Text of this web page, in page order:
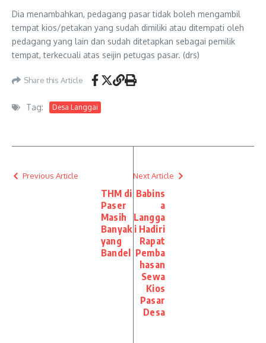
Dia menambahkan, pedagang pasar tidak boleh mengambil
tempat kios/petakan yang sudah dimiliki atau ditempati oleh
pedagang yang lain dan sudah ditetapkan sebagai pemilik
tempat, terkecuali atas seijin petugas pasar. (drs)
Share this Article
Tag: Desa Langgai
Previous Article
THM di
Paser
Masih
Banyak
yang
Bandel
Next Article
Babins
a
Langga
i Hadiri
Rapat
Pemba
hasan
Sewa
Kios
Pasar
Desa